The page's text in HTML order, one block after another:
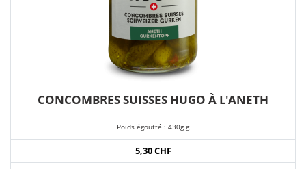
CONCOMBRES SUISSES HUGO À L'ANETH
Poids égoutté : 430g g
5,30 CHF